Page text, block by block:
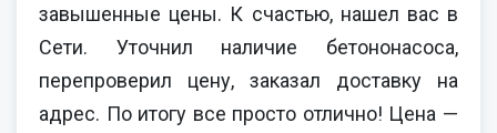
завышенные цены. К счастью, нашел вас в
Сети. Уточнил наличие бетононасоса,
перепроверил цену, заказал доставку на
адрес. По итогу все просто отлично! Цена —